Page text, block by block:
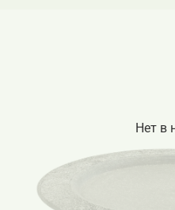
Нет в